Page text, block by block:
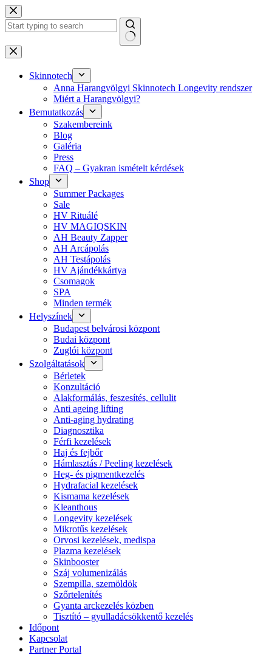
Skip
to
content
No
results
Skinnotech
Anna Harangvölgyi Skinnotech Longevity rendszer
Miért a Harangvölgyi?
Bemutatkozás
Szakembereink
Blog
Galéria
Press
FAQ – Gyakran ismételt kérdések
Shop
Summer Packages
Sale
HV Rituálé
HV MAGIQSKIN
AH Beauty Zapper
AH Arcápolás
AH Testápolás
HV Ajándékkártya
Csomagok
SPA
Minden termék
Helyszínek
Budapest belvárosi központ
Budai központ
Zuglói központ
Szolgáltatások
Bérletek
Konzultáció
Alakformálás, feszesítés, cellulit
Anti ageing lifting
Anti-aging hydrating
Diagnosztika
Férfi kezelések
Haj és fejbőr
Hámlasztás / Peeling kezelések
Heg- és pigmentkezelés
Hydrafacial kezelések
Kismama kezelések
Kleanthous
Longevity kezelések
Mikrotűs kezelések
Orvosi kezelések, medispa
Plazma kezelések
Skinbooster
Száj volumenizálás
Szempilla, szemöldök
Szőrtelenítés
Gyanta arckezelés közben
Tisztító – gyulladácsökkentő kezelés
Időpont
Kapcsolat
Partner Portal